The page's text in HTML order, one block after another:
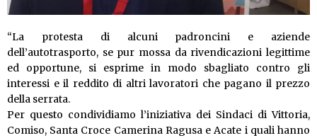
“La protesta di alcuni padroncini e aziende
dell’autotrasporto, se pur mossa da rivendicazioni legittime
ed opportune, si esprime in modo sbagliato contro gli
interessi e il reddito di altri lavoratori che pagano il prezzo
della serrata.
Per questo condividiamo l’iniziativa dei Sindaci di Vittoria,
Comiso, Santa Croce Camerina Ragusa e Acate i quali hanno